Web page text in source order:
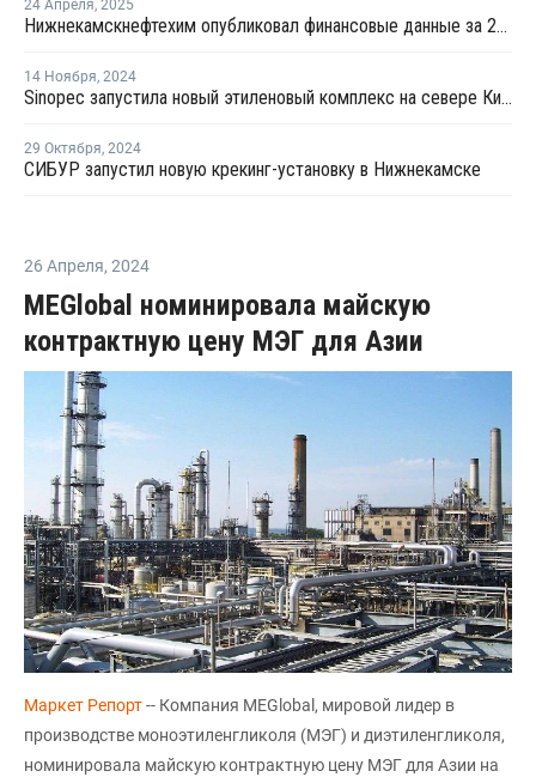
24 Апреля, 2025
Нижнекамскнефтехим опубликовал финансовые данные за 2024 год
14 Ноября, 2024
Sinopec запустила новый этиленовый комплекс на севере Китая
29 Октября, 2024
СИБУР запустил новую крекинг-установку в Нижнекамске
26 Апреля, 2024
MEGlobal номинировала майскую
контрактную цену МЭГ для Азии
Маркет Репорт-- Компания MEGlobal, мировой лидер в
производстве моноэтиленгликоля (МЭГ) и диэтиленгликоля,
номинировала майскую контрактную цену МЭГ для Азии на